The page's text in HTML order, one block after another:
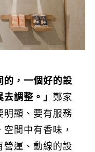
的，一個好的設
調整。」 鄭家
明顯、要有服務
間中有香味，
營運、動線的設